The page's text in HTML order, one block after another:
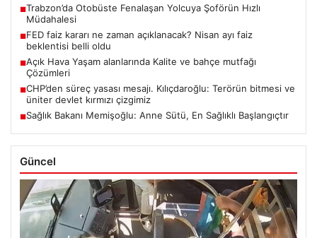
■Trabzon’da Otobüste Fenalaşan Yolcuya Şoförün Hızlı
Müdahalesi
■FED faiz kararı ne zaman açıklanacak? Nisan ayı faiz
beklentisi belli oldu
■Açık Hava Yaşam alanlarında Kalite ve bahçe mutfağı
Çözümleri
■CHP’den süreç yasası mesajı. Kılıçdaroğlu: Terörün bitmesi ve
üniter devlet kırmızı çizgimiz
■Sağlık Bakanı Memişoğlu: Anne Sütü, En Sağlıklı Başlangıçtır
Güncel